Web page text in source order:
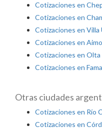
Cotizaciones en
Cotizaciones en
Cotizaciones en Villa
Cotizaciones en
Cotizaciones en Olta
Cotizaciones en
Otras ciudades
Cotizaciones en Río
Cotizaciones en